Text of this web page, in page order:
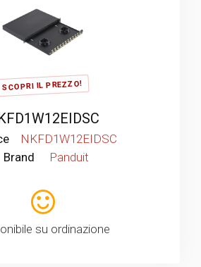
SCOPRI IL PREZZO!
NKFD1W12EIDSC
Brand
Panduit
su ordinazione